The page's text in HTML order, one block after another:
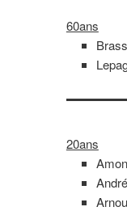
60ans
20ans